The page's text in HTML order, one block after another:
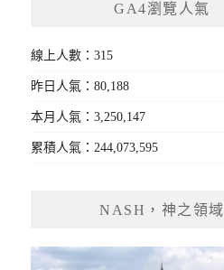
GA4瀏覽人氣
線上人數：315
昨日人氣：80,188
本月人氣：3,250,147
累積人氣：244,073,595
NASH，神之領域